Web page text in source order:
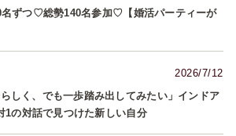
名ずつ♡総勢140名参加♡【婚活パーティーが
2026/7/12
らしく、でも一歩踏み出してみたい」インドア
1の対話で見つけた新しい自分